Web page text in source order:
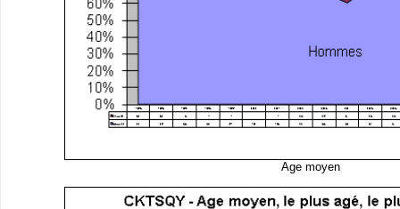
Age moyen